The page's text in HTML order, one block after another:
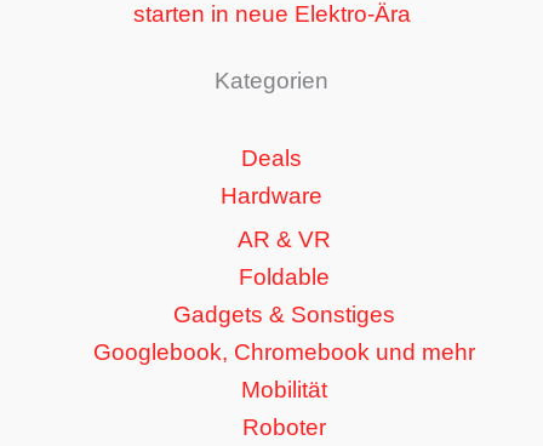
starten in neue Elektro-Ära
Kategorien
Deals
Hardware
AR & VR
Foldable
Gadgets & Sonstiges
Googlebook, Chromebook und mehr
Mobilität
Roboter